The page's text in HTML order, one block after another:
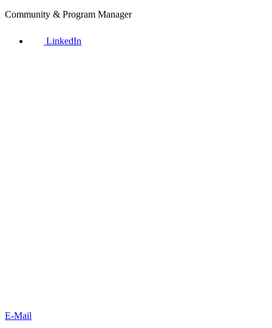
Community & Program Manager
LinkedIn
E-Mail